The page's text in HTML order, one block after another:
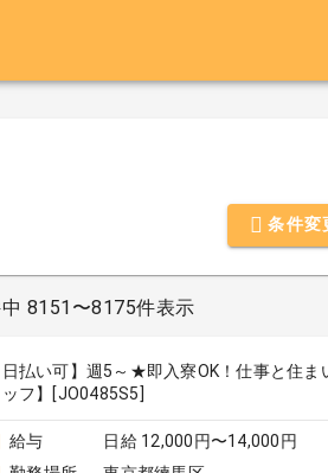
条件変
8151〜8175件表示
日払い可】週5～★即入寮OK！仕事と住
ッフ】[JO0485S5]
給与
日給 12,000円〜14,000円